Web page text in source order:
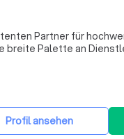
Partner für
breite Palette an
Profil ansehen